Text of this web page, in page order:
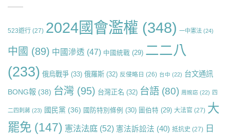
523遊行 (27) 2024國會濫權 (348) 一中憲法 (24)
中國 (89) 中國滲透 (47) 中國統戰 (29) 二二八
(233) 俄烏戰爭 (33) 俄羅斯 (32) 反侵略日 (26) 台中 (22) 台文通訊
BONG報 (38) 台灣 (95) 台灣正名 (32) 台語 (80) 周婉窈 (22) 四
二四刺蔣 (23) 國民黨 (36) 國防特別條例 (30) 圖伯特 (29) 大法官 (27) 大
罷免 (147) 憲法法庭 (52) 憲法訴訟法 (40) 抵抗史 (27) 日